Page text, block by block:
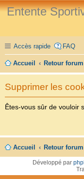
Entente
Accès rapide FAQ
Accueil Retour forum
Supprimer les
Êtes-vous sûr de vouloir
Accueil Retour forum
Développé par